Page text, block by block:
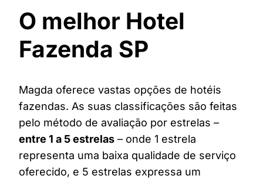
O melhor Hotel
Fazenda SP
Magda oferece vastas opções de hotéis
fazendas. As suas classificações são feitas
pelo método de avaliação por estrelas –
entre 1 a 5 estrelas – onde 1 estrela
representa uma baixa qualidade de serviço
oferecido, e 5 estrelas expressa um